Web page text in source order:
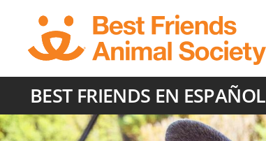
content
BEST FRIENDS EN ESPAÑOL